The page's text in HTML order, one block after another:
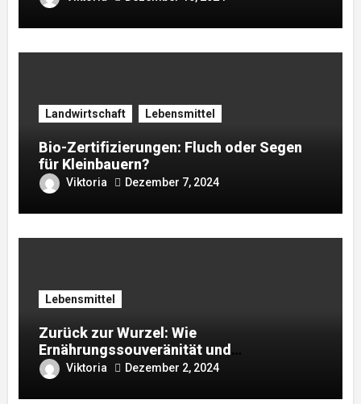
Landwirtschaft Lebensmittel
Bio-Zertifizierungen: Fluch oder Segen
für Kleinbauern?
Viktoria Dezember 7, 2024
Lebensmittel
Zurück zur Wurzel: Wie
Ernährungssouveränität und
kleinstrukturierte Landwirtschaft unsere
Welt verändern können
Viktoria Dezember 2, 2024